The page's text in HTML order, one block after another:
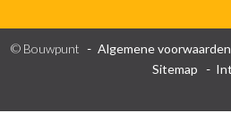
© Bouwpunt Algemene voorwaarden
Sitemap